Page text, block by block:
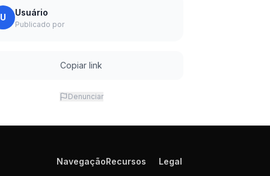
U Usuário
Publicado por
Copiar link
Denunciar
NavegaçãoRecursos Legal